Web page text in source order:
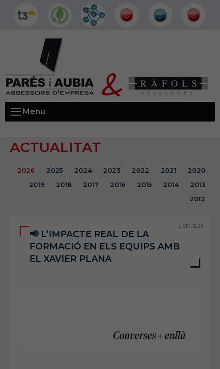
Menu
ACTUALITAT
2026 2025 2024 2023 2022 2021
2020
2019
2018 2017 2016 2015 2014
2013
2012
📢 L’IMPACTE REAL DE LA
FORMACIÓ EN ELS EQUIPS AMB
EL XAVIER PLANA
27/01/2026